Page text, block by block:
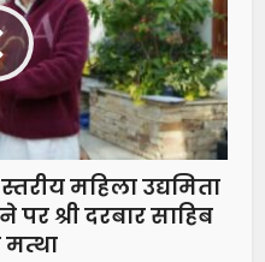
महिला उद्यमिता
पर श्री दरबार साहिब